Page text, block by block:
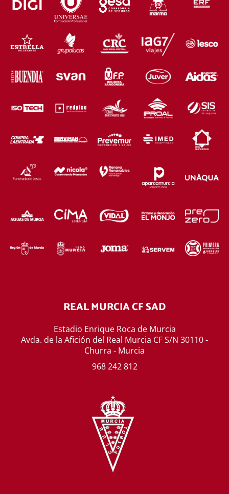
REAL MURCIA CF SAD
Estadio Enrique Roca de Murcia
Avda. de la Afición del Real Murcia CF S/N 30110 -
Churra - Murcia
968 242 812